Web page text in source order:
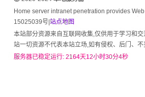
Home server intranet penetration provides Web
15025039号| 站点地图
本站部分资源来自互联网收集,仅供用于学习和
站一切资源不代表本站立场,如有侵权、后门、
服务器已稳定运行: 2164天12小时30分4秒